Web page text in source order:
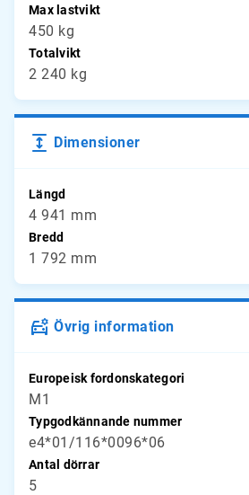
Max lastvikt
450 kg
Totalvikt
2 240 kg
Dimensioner
Längd
4 941 mm
Bredd
1 792 mm
Övrig information
Europeisk fordonskategori
M1
Typgodkännande nummer
e4*01/116*0096*06
Antal dörrar
5